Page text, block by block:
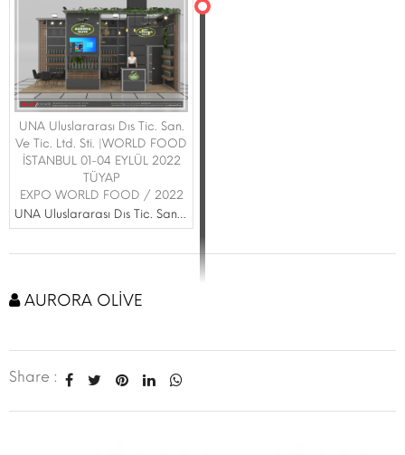
UNA Uluslararası Dıs Tic. San.
Ve Tic. Ltd. Sti. |WORLD FOOD
İSTANBUL 01-04 EYLÜL 2022
TÜYAP
EXPO WORLD FOOD / 2022
UNA Uluslararası Dıs Tic. San. Ve Tic. Ltd. Sti.
AURORA OLİVE
Share :